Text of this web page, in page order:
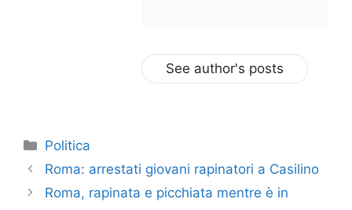
See author's posts
Categorie
Politica
Roma: arrestati giovani rapinatori a Casilino
Roma, rapinata e picchiata mentre è in